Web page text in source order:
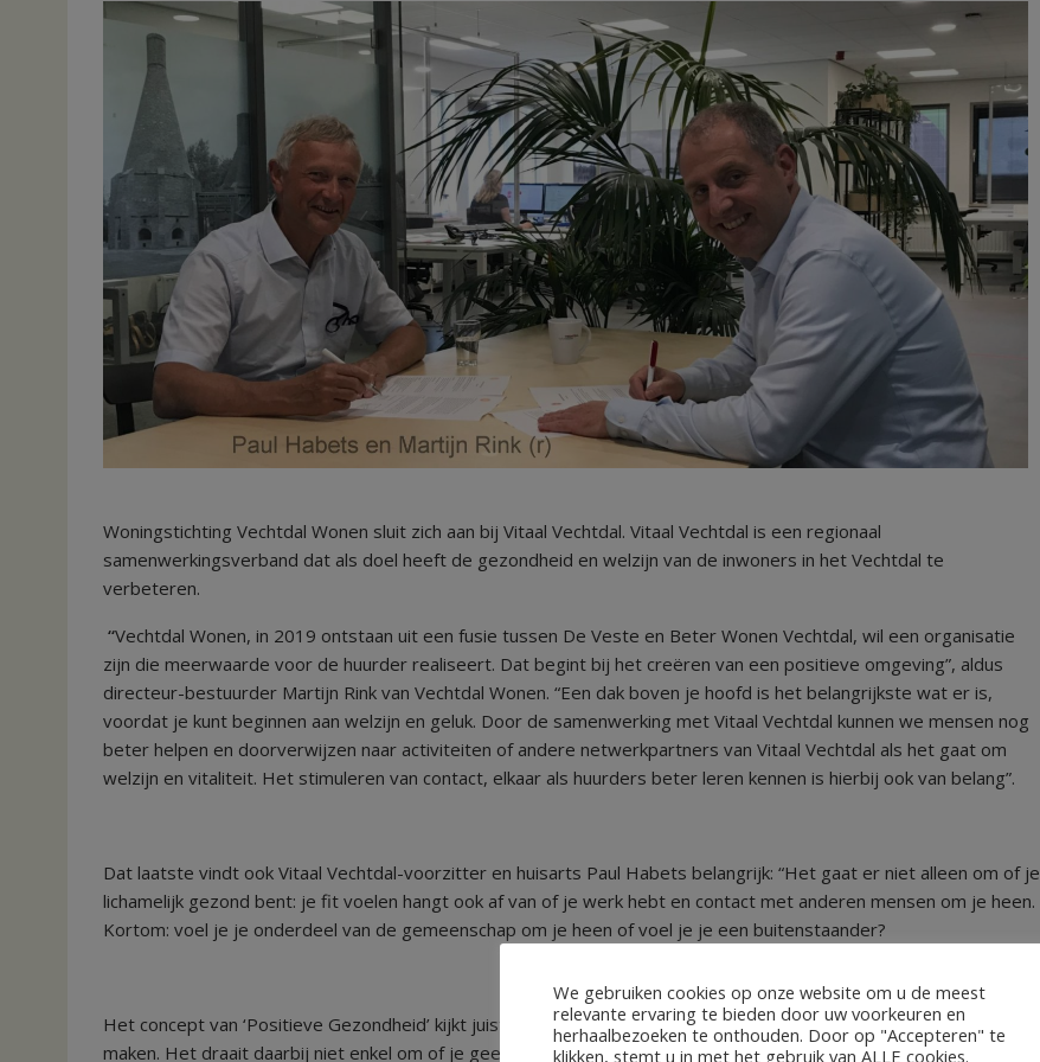
Woningstichting Vechtdal Wonen sluit zich aan bij Vitaal Vechtdal. Vitaal Vechtdal is een regionaal
samenwerkingsverband dat als doel heeft de gezondheid en welzijn van de inwoners in het Vechtdal te
verbeteren.
“Vechtdal Wonen, in 2019 ontstaan uit een fusie tussen De Veste en Beter Wonen Vechtdal, wil een organisatie
zijn die meerwaarde voor de huurder realiseert. Dat begint bij het creëren van een positieve omgeving”, aldus
directeur-bestuurder Martijn Rink van Vechtdal Wonen. “Een dak boven je hoofd is het belangrijkste wat er is,
voordat je kunt beginnen aan welzijn en geluk. Door de samenwerking met Vitaal Vechtdal kunnen we mensen nog
beter helpen en doorverwijzen naar activiteiten of andere netwerkpartners van Vitaal Vechtdal als het gaat om
welzijn en vitaliteit. Het stimuleren van contact, elkaar als huurders beter leren kennen is hierbij ook van belang”.
Dat laatste vindt ook Vitaal Vechtdal-voorzitter en huisarts Paul Habets belangrijk: “Het gaat er niet alleen om of je
lichamelijk gezond bent: je fit voelen hangt ook af van of je werk hebt en contact met anderen mensen om je heen.
Kortom: voel je je onderdeel van de gemeenschap om je heen of voel je je een buitenstaander?
Het concept van ‘Positieve Gezondheid’ kijkt juist naar al die andere facetten die het leven zinnig en mooi kunnen
maken. Het draait daarbij niet enkel om of je geen ziekte hebt maar of je mee kunt doen in de maatschappij. Daarin
We gebruiken cookies op onze website om u de meest
relevante ervaring te bieden door uw voorkeuren en
herhaalbezoeken te onthouden. Door op "Accepteren" te
klikken, stemt u in met het gebruik van ALLE cookies.